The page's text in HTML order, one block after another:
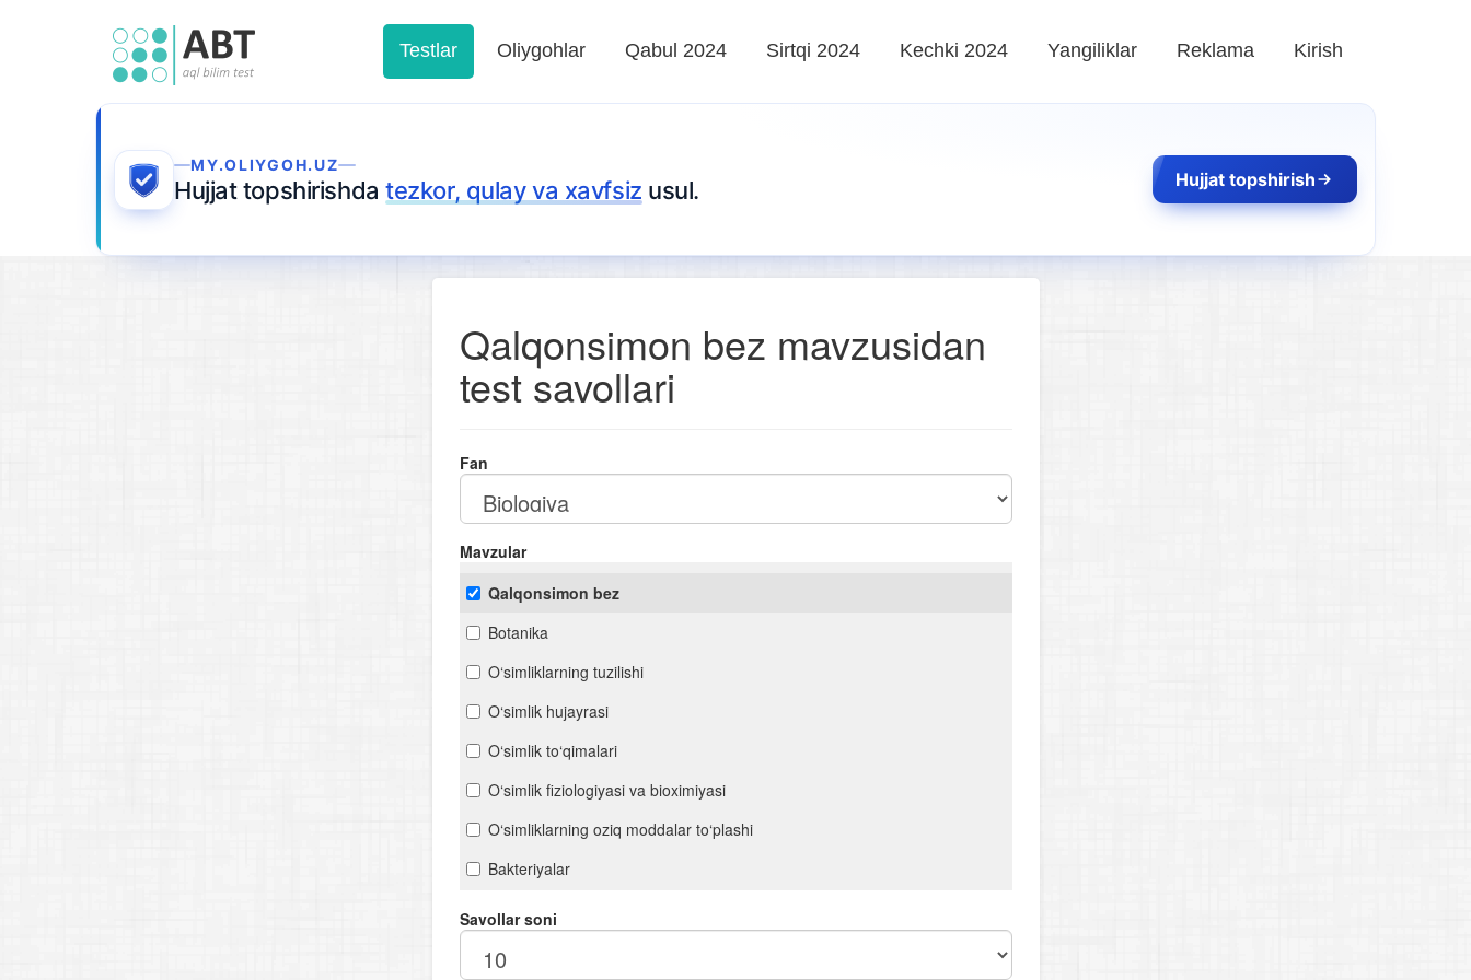
Testlar Oliygohlar Qabul 2024 Sirtqi 2024 Kechki 2024 Yangiliklar Reklama Kirish
MY.OLIYGOH.UZ
Hujjat topshirishdatezkor, qulay va xavfsiz usul. Hujjat topshirish
Qalqonsimon bez mavzusidan
test savollari
Fan
Mavzular
Qalqonsimon bez
Botanika
O‘simliklarning tuzilishi
O‘simlik hujayrasi
O‘simlik to‘qimalari
O‘simlik fiziologiyasi va bioximiyasi
O‘simliklarning oziq moddalar to‘plashi
Bakteriyalar
Viruslar
O‘simliklarning ko‘payishi
Savollar soni